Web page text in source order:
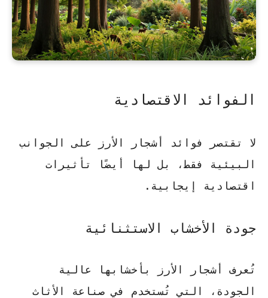
الفوائد الاقتصادية
لا تقتصر فوائد أشجار الأرز
على الجوانب
البيئية فقط، بل لها أيضًا تأثيرات
اقتصادية إيجابية.
جودة الأخشاب الاستثنائية
تُعرف أشجار الأرز بأخشابها عالية
الجودة، التي تُستخدم في صناعة الأثاث